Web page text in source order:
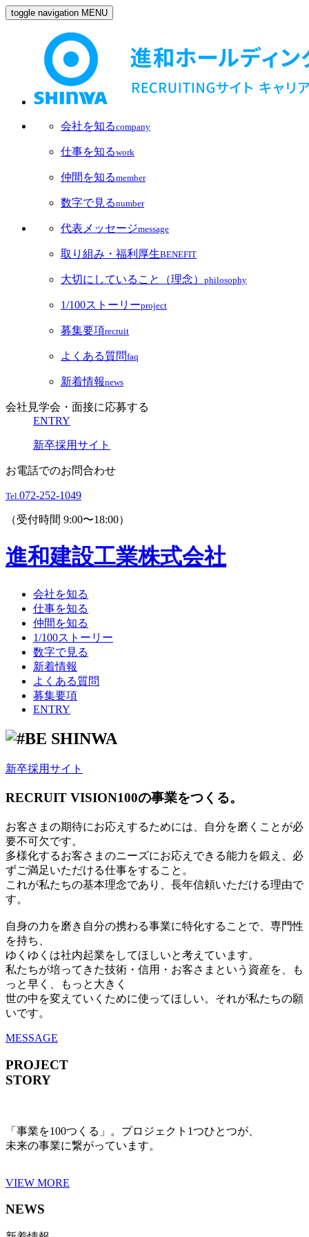
toggle navigation MENU
会社を知るcompany
仕事を知るwork
仲間を知るmember
数字で見るnumber
代表メッセージmessage
取り組み・福利厚生BENEFIT
大切にしていること（理念） philosophy
1/100ストーリーproject
募集要項recruit
よくある質問faq
新着情報news
会社見学会・面接に応募する
ENTRY
新卒採用サイト
お電話でのお問合わせ
Tel.072-252-1049
（受付時間 9:00〜18:00）
進和建設工業株式会社
会社を知る
仕事を知る
仲間を知る
1/100ストーリー
数字で見る
新着情報
よくある質問
募集要項
ENTRY
新卒採用サイト
RECRUIT VISION100の事業をつくる。
お客さまの期待にお応えするためには、自分を磨くことが必
要不可欠です。
多様化するお客さまのニーズにお応えできる能力を鍛え、必
ずご満足いただける仕事をすること。
これが私たちの基本理念であり、長年信頼いただける理由で
す。
自身の力を磨き自分の携わる事業に特化することで、専門性
を持ち、
ゆくゆくは社内起業をしてほしいと考えています。
私たちが培ってきた技術・信用・お客さまという資産を、も
っと早く、もっと大きく
世の中を変えていくために使ってほしい。それが私たちの願
いです。
MESSAGE
PROJECT
STORY
「事業を100つくる」。プロジェクト1つひとつが、
未来の事業に繋がっています。
VIEW MORE
NEWS